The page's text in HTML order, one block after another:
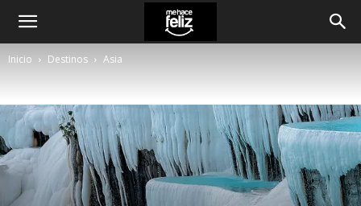
Inicio Destinos Asia